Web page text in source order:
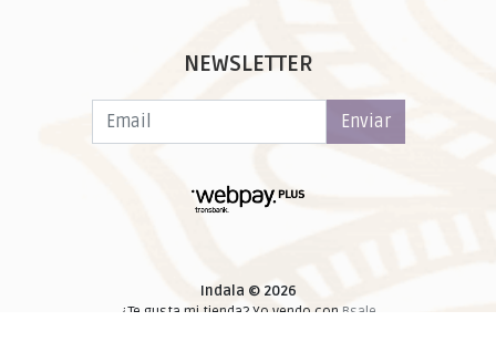
NEWSLETTER
Enviar
Indala © 2026
¿Te gusta mi tienda? Yo vendo con Bsale